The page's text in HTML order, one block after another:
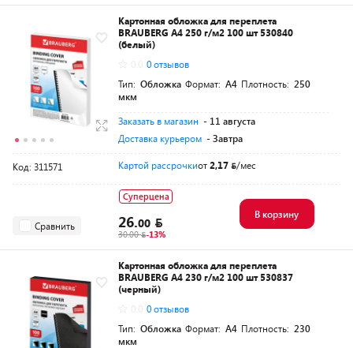
Картонная обложка для переплета
BRAUBERG A4 250 г/м2 100 шт 530840
(белый)
0 отзывов
Тип: Обложка Формат: A4 Плотность: 250
мкм
Заказать в магазин - 11 августа
Доставка курьером - Завтра
Код: 311571 Картой рассрочкиот2,17 /мес
Сравнить
Суперцена
26.00
30.00 -13%
В корзину
Картонная обложка для переплета
BRAUBERG A4 230 г/м2 100 шт 530837
(черный)
0 отзывов
Тип: Обложка Формат: A4 Плотность: 230
мкм